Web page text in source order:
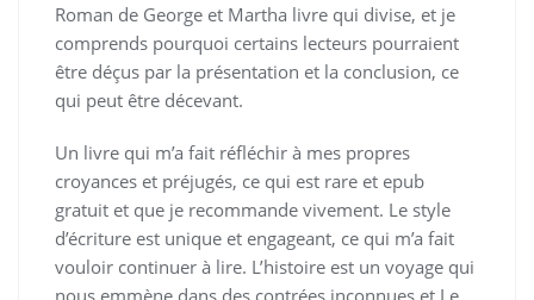
Roman de George et Martha livre qui divise, et je
comprends pourquoi certains lecteurs pourraient
être déçus par la présentation et la conclusion, ce
qui peut être décevant.
Un livre qui m’a fait réfléchir à mes propres
croyances et préjugés, ce qui est rare et epub
gratuit et que je recommande vivement. Le style
d’écriture est unique et engageant, ce qui m’a fait
vouloir continuer à lire. L’histoire est un voyage qui
nous emmène dans des contrées inconnues et Le